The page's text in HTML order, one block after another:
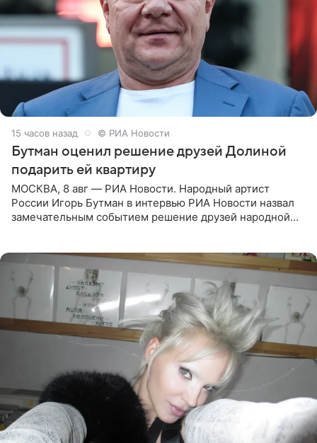
15 часов назад © РИА Новости
Бутман оценил решение друзей Долиной
подарить ей квартиру
МОСКВА, 8 авг — РИА Новости. Народный артист
России Игорь Бутман в интервью РИА Новости назвал
замечательным событием решение друзей народной